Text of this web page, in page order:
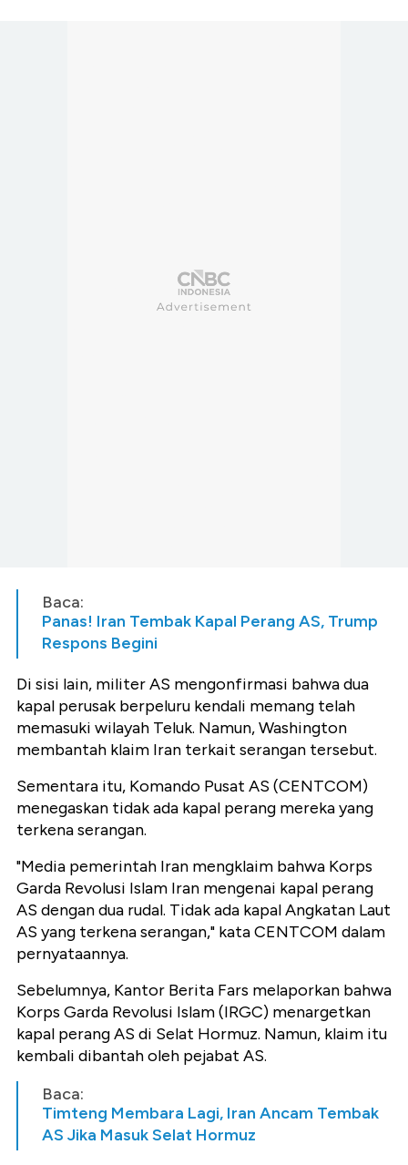
Baca:
Panas! Iran Tembak Kapal Perang AS, Trump
Respons Begini
Di sisi lain, militer AS mengonfirmasi bahwa dua
kapal perusak berpeluru kendali memang telah
memasuki wilayah Teluk. Namun, Washington
membantah klaim Iran terkait serangan tersebut.
Sementara itu, Komando Pusat AS (CENTCOM)
menegaskan tidak ada kapal perang mereka yang
terkena serangan.
"Media pemerintah Iran mengklaim bahwa Korps
Garda Revolusi Islam Iran mengenai kapal perang
AS dengan dua rudal. Tidak ada kapal Angkatan Laut
AS yang terkena serangan," kata CENTCOM dalam
pernyataannya.
Sebelumnya, Kantor Berita Fars melaporkan bahwa
Korps Garda Revolusi Islam (IRGC) menargetkan
kapal perang AS di Selat Hormuz. Namun, klaim itu
kembali dibantah oleh pejabat AS.
Baca:
Timteng Membara Lagi, Iran Ancam Tembak
AS Jika Masuk Selat Hormuz